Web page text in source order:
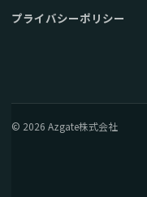
プライバシーポリシー
© 2026 Azgate株式会社